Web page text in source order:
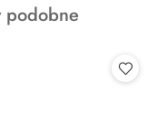
podobne